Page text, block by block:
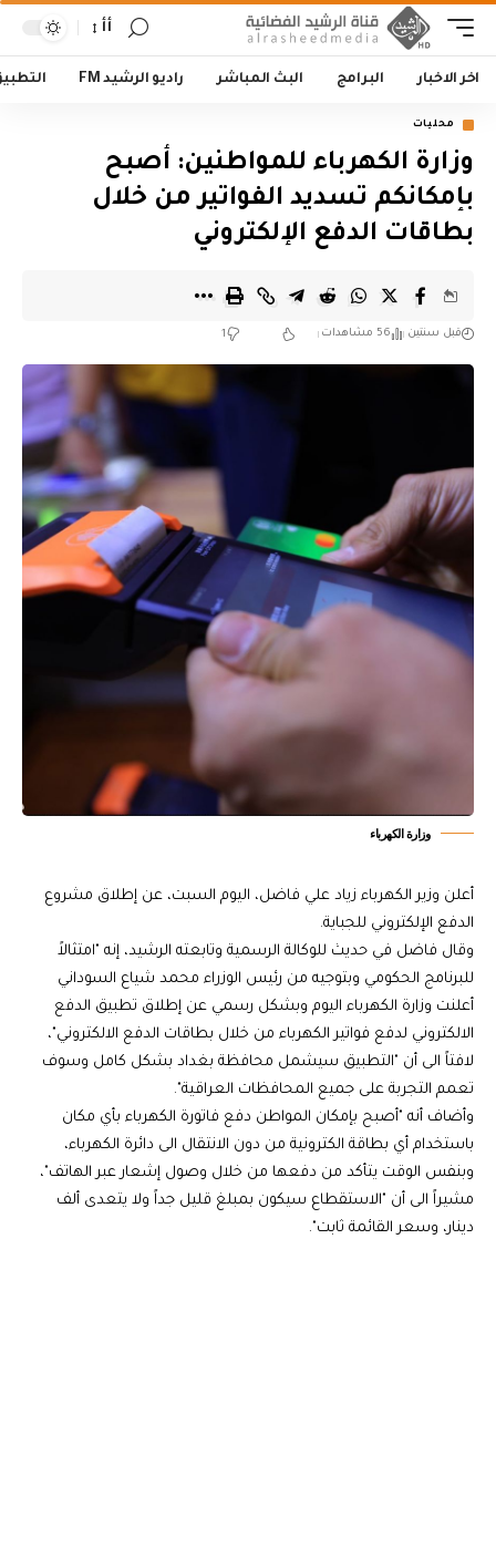
أأ
اخر الاخبار البرامج البث المباشر راديو الرشيد FM
محليات
وزارة الكهرباء للمواطنين: أصبح
بإمكانكم تسديد الفواتير من خلال
بطاقات الدفع الإلكتروني
قبل سنتين 56 مشاهدات 1
وزارة الكهرباء
أعلن وزير الكهرباء زياد علي فاضل، اليوم السبت، عن إطلاق مشروع
الدفع الإلكتروني للجباية.
وقال فاضل في حديث للوكالة الرسمية وتابعته الرشيد، إنه "امتثالاً
للبرنامج الحكومي وبتوجيه من رئيس الوزراء محمد شياع السوداني
أعلنت وزارة الكهرباء اليوم وبشكل رسمي عن إطلاق تطبيق الدفع
الالكتروني لدفع فواتير الكهرباء من خلال بطاقات الدفع الالكتروني"،
لافتاً الى أن "التطبيق سيشمل محافظة بغداد بشكل كامل وسوف
تعمم التجربة على جميع المحافظات العراقية".
وأضاف أنه "أصبح بإمكان المواطن دفع فاتورة الكهرباء بأي مكان
باستخدام أي بطاقة الكترونية من دون الانتقال الى دائرة الكهرباء،
وبنفس الوقت يتأكد من دفعها من خلال وصول إشعار عبر الهاتف"،
مشيراً الى أن "الاستقطاع سيكون بمبلغ قليل جداً ولا يتعدى ألف
دينار، وسعر القائمة ثابت".